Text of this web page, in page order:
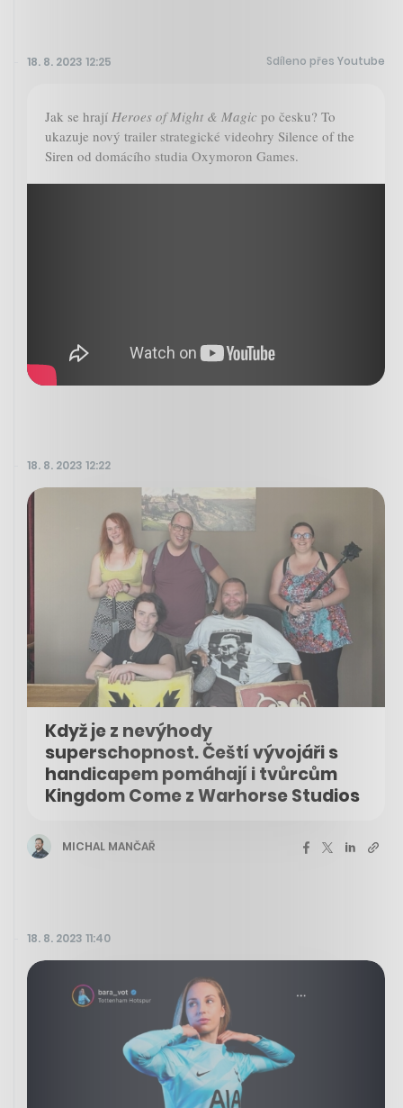
18. 8. 2023 12:25 Sdíleno přes Youtube
Jak se hrají Heroes of Might & Magic po česku? To
ukazuje nový trailer strategické videohry Silence of the
Siren od domácího studia Oxymoron Games.
18. 8. 2023 12:22
Když je z nevýhody
superschopnost. Čeští vývojáři s
handicapem pomáhají i tvůrcům
Kingdom Come z Warhorse Studios
MICHAL MANČAŘ
18. 8. 2023 11:40